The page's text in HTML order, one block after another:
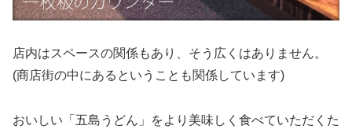
店内はスペースの関係もあり、そう広くはありません。
(商店街の中にあるということも関係しています)
おいしい「五島うどん」をより美味しく食べていただくた